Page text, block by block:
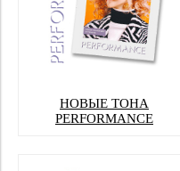
НОВЫЕ ТОНА
PERFORMANCE